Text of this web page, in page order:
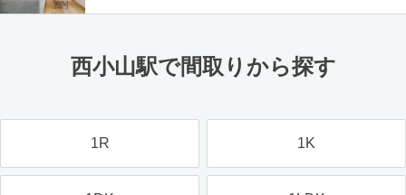
西小山駅で間取りから探す
1R 1K